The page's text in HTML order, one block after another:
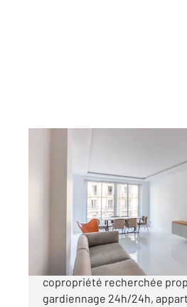
Ref : 5763
Appartement F3 à
1 345
PARIS 16EME : METRO
copropriété recherchée
gardiennage 24h/24h,